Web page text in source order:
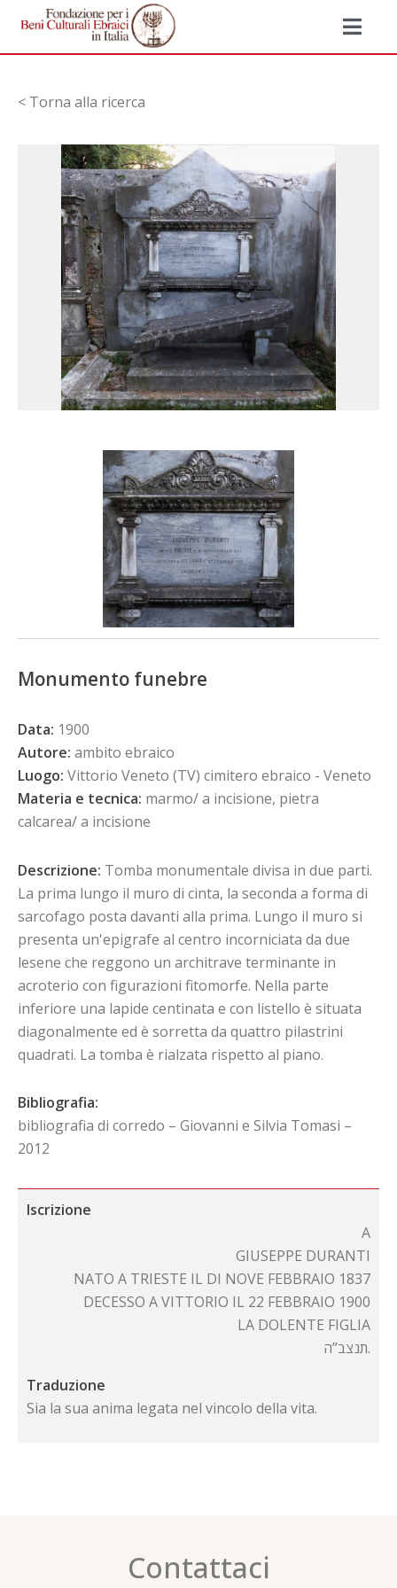
< Torna alla ricerca
Monumento funebre
Data: 1900
Autore: ambito ebraico
Luogo: Vittorio Veneto (TV) cimitero ebraico - Veneto
Materia e tecnica: marmo/ a incisione, pietra
calcarea/ a incisione
Descrizione: Tomba monumentale divisa in due parti.
La prima lungo il muro di cinta, la seconda a forma di
sarcofago posta davanti alla prima. Lungo il muro si
presenta un'epigrafe al centro incorniciata da due
lesene che reggono un architrave terminante in
acroterio con figurazioni fitomorfe. Nella parte
inferiore una lapide centinata e con listello è situata
diagonalmente ed è sorretta da quattro pilastrini
quadrati. La tomba è rialzata rispetto al piano.
Bibliografia:
bibliografia di corredo – Giovanni e Silvia Tomasi –
2012
Iscrizione
A
GIUSEPPE DURANTI
NATO A TRIESTE IL DI NOVE FEBBRAIO 1837
DECESSO A VITTORIO IL 22 FEBBRAIO 1900
LA DOLENTE FIGLIA
תנצב”ה.
Traduzione
Sia la sua anima legata nel vincolo della vita.
Contattaci